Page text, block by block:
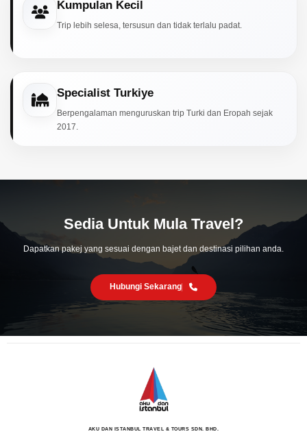
Kumpulan Kecil
Trip lebih selesa, tersusun dan tidak terlalu padat.
Specialist Turkiye
Berpengalaman menguruskan trip Turki dan Eropah sejak
2017.
Sedia Untuk Mula Travel?
Dapatkan pakej yang sesuai dengan bajet dan destinasi pilihan anda.
Hubungi Sekarang
AKU DAN ISTANBUL TRAVEL & TOURS SDN. BHD.